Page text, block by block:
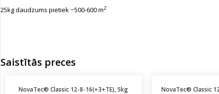
25kg daudzums pietiek ~500-600 m2
Saistītās preces
NovaTec® Classic 12-8-16(+3+TE), 5kg NovaTec® Classic